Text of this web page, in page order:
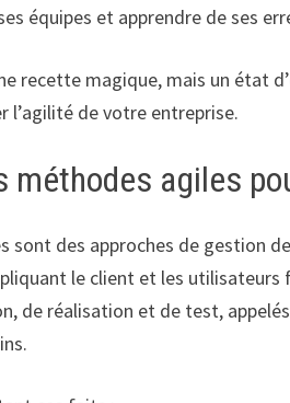
équipes et apprendre de ses
recette magique, mais un état
l’agilité de votre entreprise.
méthodes agiles
sont des approches de gestion
le client et les utilisateurs
de réalisation et de test,